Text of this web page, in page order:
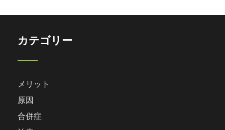
カテゴリー
メリット
原因
合併症